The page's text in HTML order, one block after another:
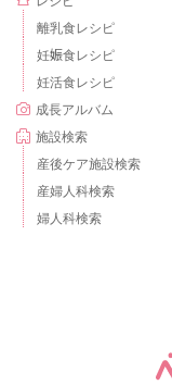
離乳食レシピ
妊娠食レシピ
妊活食レシピ
成長アルバム
施設検索
産後ケア施設検索
産婦人科検索
婦人科検索